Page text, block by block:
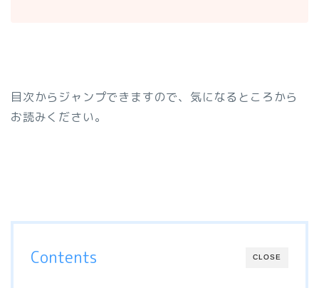
目次からジャンプできますので、気になるところから
お読みください。
CLOSE
Contents